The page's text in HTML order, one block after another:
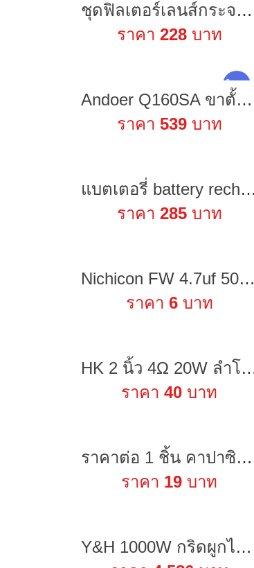
ชุดฟิลเตอร์เลนส์กระจกออปติคอล อะลูมิเนียมอัลลอย อุปกรณ์เสริม สําหรับ DJI Mini 3 Pro Mcuv Cpl ND8 ND16 ND32 ND64
ราคา 228บาท
Andoer Q160SA ขาตั้งกล้องสามขา พร้อมหัวบอลพาโนรามา แบบพกพาปรับระดับความสูงได้ สําหรับกล้องDSLR กล้องดิจิตอล
ราคา 539บาท
แบตเตอรี่ battery rechargeble 12V 3000mAh 4000mAh 6800mAh 9800mAh 15000mAh 20000mAh แถมอะแดปเตอร์
ราคา 285บาท
Nichicon FW 4.7uf 50v capacitor ตัวเก็บประจุ คาปาซิเตอร์
ราคา 6บาท
HK 2 นิ้ว 4Ω 20W ลำโพงเสียงแหลม สี่เหลี่ยม แม่เหล็กนีโอไดเมียม ทวิตเตอร์เ
ราคา 40 บาท
ราคาต่อ 1 ชิ้น คาปาซิเตอร์ 10000uF 35V สำหรับเครื่องเสียง แอมป์จิ๋ว พร้อมส่ง
ราคา 19 บาท
Y&H 1000W กริดผูกไมโครอินเวอร์เตอร์พร้อมการสื่อสาร WIFI กันน้ำ MPPT วางซ้อนกันได้ DC30-60V อินพุตพลังงานแสงอาทิตย์ AC110V/220V เอาต์พุตคลื่นไซน์บริสุทธิ์อัตโนมัติสำหรับแผง PV 30V 36V